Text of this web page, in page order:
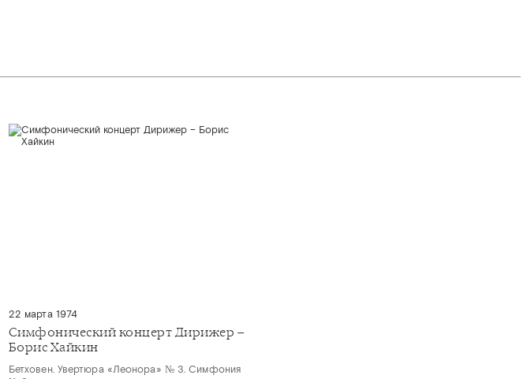
22 марта 1974
Симфонический концерт Дирижер –
Борис Хайкин
Бетховен. Увертюра «Леонора» № 3. Симфония